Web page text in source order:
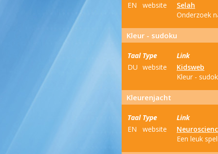
EN
website
Selah
Onderzoek
Kleur - sudoku
Taal Type
Link
DU website
Kidsweb
Kleur -
Kleurenjacht
Taal Type
Link
EN
website
Een leuk